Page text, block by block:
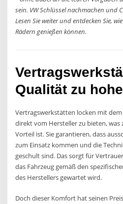
sein. VW Schlüssel nachmachen und
Lesen Sie weiter und entdecken Sie,
Rädern genießen können.
Qualität zu
Vertragswerkstätten locken mit
direkt vom Hersteller zu bieten, was
Vorteil ist. Sie garantieren, dass
zum Einsatz kommen und die
geschult sind. Das sorgt für
das Fahrzeug gemäß den
des Herstellers gewartet wird.
Doch dieser Komfort hat seinen